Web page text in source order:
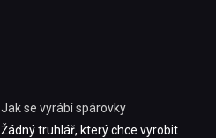
Jak se vyrábí spárovky
Žádný truhlář, který chce vyrobit